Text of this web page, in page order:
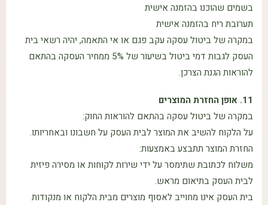
בשמים שהוכנו בהזמנה אישית
תערובת ריח בהזמנה אישית
במקרה של ביטול עסקה עקב פגם או אי התאמה, יהיה רשאי בית
העסק לגבות דמי ביטול בשיעור של 5% ממחיר העסקה בהתאם
להוראות הגנת הצרכן.
11. אופן החזרת המוצרים
במקרה של ביטול עסקה בהתאם להוראות החוק:
על הלקוח להשיב את המוצר לבית העסק על חשבונו ובאחריותו.
החזרת המוצר תתבצע באמצעות:
משלוח לכתובת שתימסר על ידי שירות לקוחות או מסירה פיזית
לבית העסק בתיאום מראש.
בית העסק אינו מחוייב לאסוף מוצרים מבית הלקוח או מנקודות